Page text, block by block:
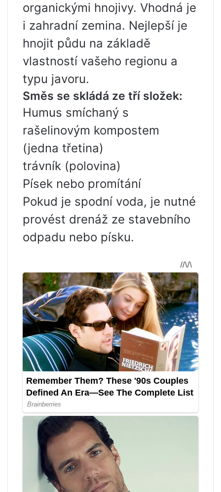
organickými hnojivy. Vhodná je
i zahradní zemina. Nejlepší je
hnojit půdu na základě
vlastností vašeho regionu a
typu javoru.
Směs se skládá ze tří složek:
Humus smíchaný s
rašelinovým kompostem
(jedna třetina)
trávník (polovina)
Písek nebo promítání
Pokud je spodní voda, je nutné
provést drenáž ze stavebního
odpadu nebo písku.